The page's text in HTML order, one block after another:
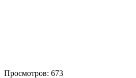
Просмотров: 673